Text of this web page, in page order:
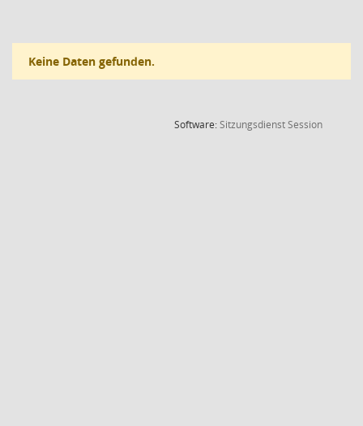
Keine Daten gefunden.
Software:SitzungsdienstSession(Wird in